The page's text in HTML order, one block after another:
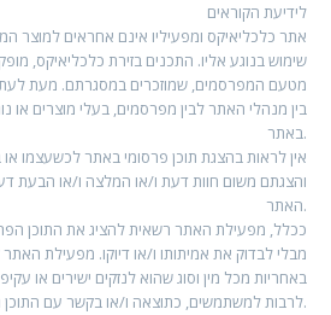
לידיעת הקוראים
אתר כלכליאיקס ומפעיליו אינם אחראים למוצר
שימוש בנוגע אליו. התכנים בזירת כלכליאיקס,
מטעם המפרסמים, שמוזכרים במסגרתם. מעת לעת
בין מנהלי האתר לבין מפרסמים, בעלי מוצרים או
באתר.
אין לראות בהצגת תוכן פרסומי באתר לכשעצמו
והצגתם משום חוות דעת ו/או המלצה ו/או הבעת
האתר.
ככלל, מפעילת האתר רשאית להציג את התוכן
באחריות מכל מין וסוג שהוא לנזקים ישירים או
לרבות למשתמשים, כתוצאה ו/או בקשר עם התוכן הפרסומי.